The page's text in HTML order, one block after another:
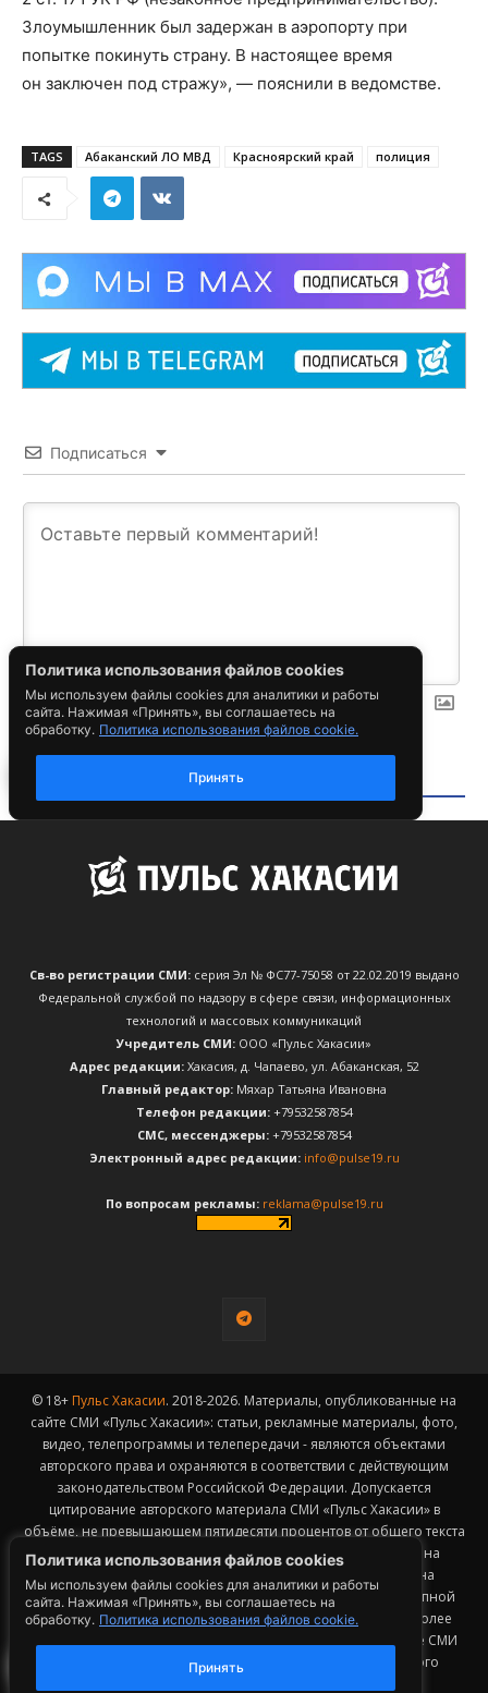
Политика использования файлов cookies
Мы используем файлы cookies для аналитики и работы
сайта. Нажимая «Принять», вы соглашаетесь на
обработку. Политика использования файлов cookie.
Принять
Св-во регистрации СМИ:серия Эл № ФС77-75058 от 22.02.2019 выдано
Федеральной службой по надзору в сфере связи, информационных
технологий и массовых коммуникаций
Учредитель СМИ: ООО «Пульс Хакасии»
Адрес редакции:Хакасия, д. Чапаево, ул. Абаканская, 52
Главный редактор: Мяхар Татьяна Ивановна
Телефон редакции:+79532587854
CМС, мессенджеры:+79532587854
Электронный адрес редакции: info@pulse19.ru
По вопросам рекламы: reklama@pulse19.ru
© 18+ Пульс Хакасии. 2018-2026. Материалы, опубликованные на
сайте СМИ «Пульс Хакасии»: статьи, рекламные материалы, фото,
видео, телепрограммы и телепередачи - являются объектами
авторского права и охраняются в соответствии с действующим
законодательством Российской Федерации. Допускается
цитирование авторского материала СМИ «Пульс Хакасии» в
объёме, не превышающем пятидесяти процентов от общего текста
публикации с обязательным размещением гиперссылки на
страницу заимствования материала. Гиперссылка должна
размещаться в тексте цитируемого материала и быть доступной
для индексации поисковыми системами. Заимствование более
50% общего объема материала, опубликованного на сайте СМИ
«Пульс Хакасии», возможно исключительно с письменного